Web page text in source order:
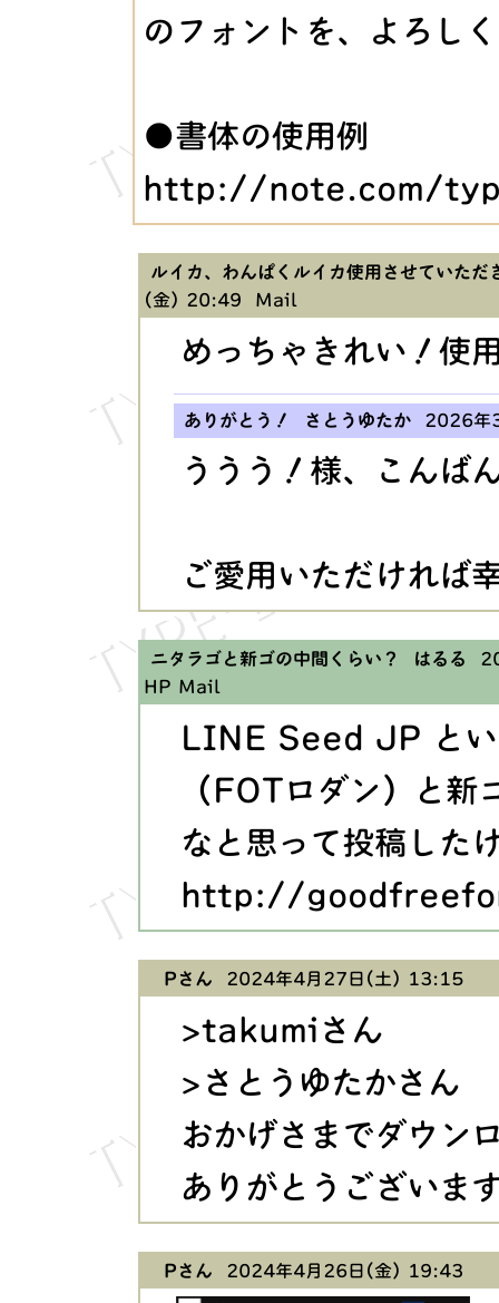
のフォントを、よろし
●書体の使用例
http://note.com/
ルイカ、わんぱくルイカ使用させていた
(金) 20:49
Mail
めっちゃきれい！使
ありがとう！ さとうゆたか 2026年
ううう！様、こんば
ご愛用いただければ
ニタラゴと新ゴの中間くらい？ はるる
HP Mail
LINE Seed JP とい
（FOTロダン）と新
なと思って投稿した
http://
Pさん 2024年4月27日(土) 13:15
>takumiさん
>さとうゆたかさん
おかげさまでダウン
ありがとうございま
Pさん 2024年4月26日(金) 19:43